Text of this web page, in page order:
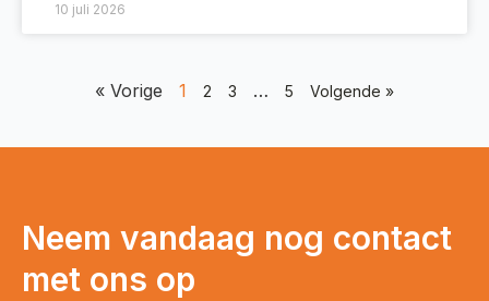
10 juli 2026
« Vorige 1 2 3 … 5 Volgende »
Neem vandaag nog contact
met ons op